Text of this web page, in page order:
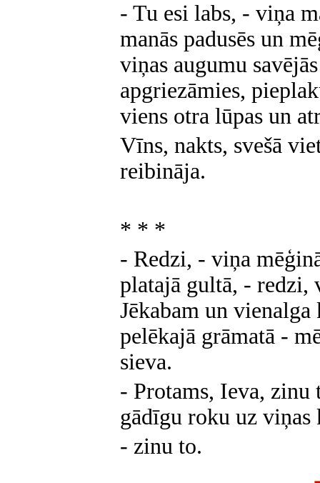
- Tu esi labs, - viņa
manās padusēs un
viņas augumu
apgriezāmies,
viens otra lūpas un
Vīns, nakts, svešā
reibināja.
* * *
- Redzi, - viņa
platajā gultā, - redzi,
Jēkabam un
pelēkajā grāmatā -
sieva.
- Protams, Ieva,
gādīgu roku uz
- zinu to.